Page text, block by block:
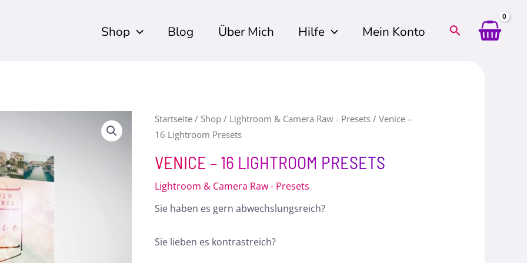
Shop Blog Über Mich Hilfe Mein Konto
Startseite / Shop / Lightroom & Camera Raw - Presets / Venice –
16 Lightroom Presets
VENICE – 16 LIGHTROOM PRESETS
Lightroom & Camera Raw - Presets
Sie haben es gern abwechslungsreich?
Sie lieben es kontrastreich?
Venice
-
Lightroom
Presets
Menge